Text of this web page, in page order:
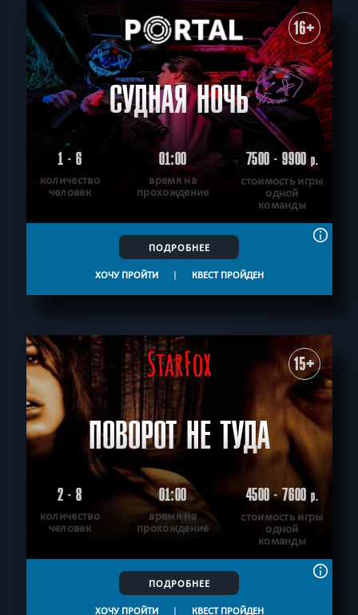
16+
СУДНАЯ НОЧЬ
1 - 6
количество
человек
01:00
время на
прохождение
7500 - 9900р.
стоимость игры
одной
команды
ПОДРОБНЕЕ
ХОЧУ ПРОЙТИ | КВЕСТ ПРОЙДЕН
15+
ПОВОРОТ НЕ ТУДА
2 - 8
количество
человек
01:00
время на
прохождение
4500 - 7600р.
стоимость игры
одной
команды
ПОДРОБНЕЕ
ХОЧУ ПРОЙТИ | КВЕСТ ПРОЙДЕН